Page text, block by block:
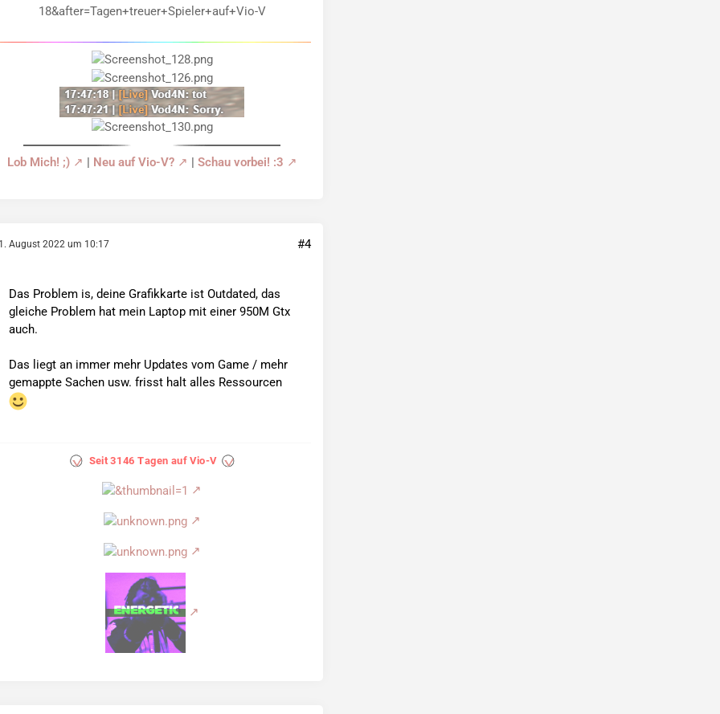
Lob Mich! ;) Neu auf Vio-V? Schau vorbei! :3
August 2022 um 10:17 #4
Das Problem is, deine Grafikkarte ist Outdated, das
gleiche Problem hat mein Laptop mit einer 950M Gtx
auch.
Das liegt an immer mehr Updates vom Game / mehr
gemappte Sachen usw. frisst halt alles Ressourcen